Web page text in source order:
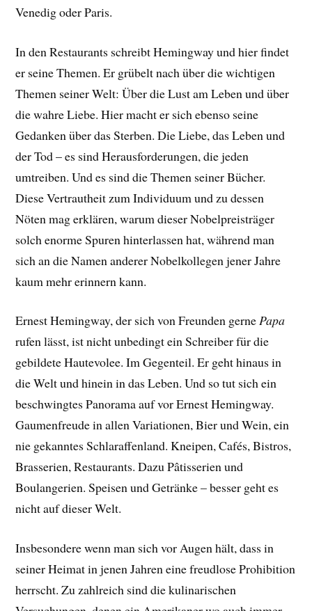
Venedig oder Paris.
In den Restaurants schreibt Hemingway und hier findet
er seine Themen. Er grübelt nach über die wichtigen
Themen seiner Welt: Über die Lust am Leben und über
die wahre Liebe. Hier macht er sich ebenso seine
Gedanken über das Sterben. Die Liebe, das Leben und
der Tod – es sind Herausforderungen, die jeden
umtreiben. Und es sind die Themen seiner Bücher.
Diese Vertrautheit zum Individuum und zu dessen
Nöten mag erklären, warum dieser Nobelpreisträger
solch enorme Spuren hinterlassen hat, während man
sich an die Namen anderer Nobelkollegen jener Jahre
kaum mehr erinnern kann.
Ernest Hemingway, der sich von Freunden gernePapa
rufen lässt, ist nicht unbedingt ein Schreiber für die
gebildete Hautevolee. Im Gegenteil. Er geht hinaus in
die Welt und hinein in das Leben. Und so tut sich ein
beschwingtes Panorama auf vor Ernest Hemingway.
Gaumenfreude in allen Variationen, Bier und Wein, ein
nie gekanntes Schlaraffenland. Kneipen, Cafés, Bistros,
Brasserien, Restaurants. Dazu Pâtisserien und
Boulangerien. Speisen und Getränke – besser geht es
nicht auf dieser Welt.
Insbesondere wenn man sich vor Augen hält, dass in
seiner Heimat in jenen Jahren eine freudlose Prohibition
herrscht. Zu zahlreich sind die kulinarischen